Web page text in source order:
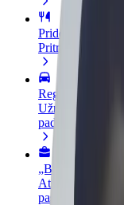
Pridėti restoraną
Pritraukite
Registruotis
Užregistruokite
padidinkite
„Bolt for
Atskirų įmonių
paslaugos